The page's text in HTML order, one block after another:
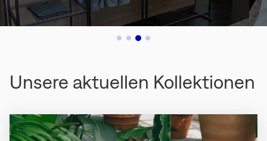
Unsere aktuellen Kollektionen